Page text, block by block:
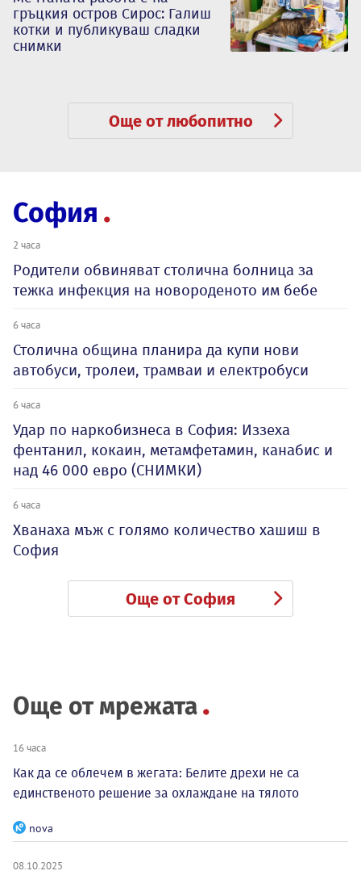
гръцкия остров Сирос: Галиш
котки и публикуваш сладки
снимки
Още от любопитно
София
2 часа
Родители обвиняват столична болница за
тежка инфекция на новороденото им бебе
6 часа
Столична община планира да купи нови
автобуси, тролеи, трамваи и електробуси
6 часа
Удар по наркобизнеса в София: Иззеха
фентанил, кокаин, метамфетамин, канабис и
над 46 000 евро (СНИМКИ)
6 часа
Хванаха мъж с голямо количество хашиш в
София
Още от София
Още от мрежата
16 часа
Как да се облечем в жегата: Белите дрехи не са
единственото решение за охлаждане на тялото
nova
08.10.2025